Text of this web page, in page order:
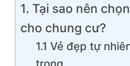
1. Tại sao nên
cho chung cư?
1.1 Vẻ đẹp tự
trọng